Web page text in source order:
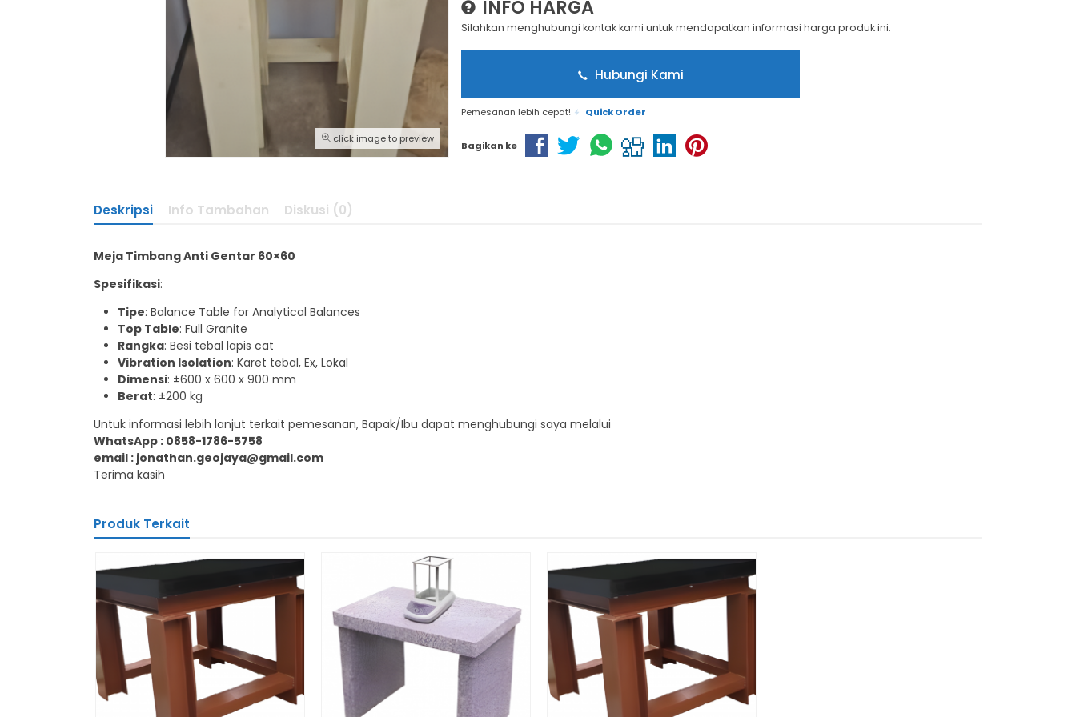
click image to preview
INFO HARGA
Silahkan menghubungi kontak kami untuk mendapatkan informasi harga produk ini.
Hubungi Kami
Pemesanan lebih cepat! Quick Order
Bagikan ke
Deskripsi Info Tambahan Diskusi (0)
Meja Timbang Anti Gentar 60×60
Spesifikasi:
Tipe: Balance Table for Analytical Balances
Top Table: Full Granite
Rangka: Besi tebal lapis cat
Vibration Isolation: Karet tebal, Ex, Lokal
Dimensi: ±600 x 600 x 900 mm
Berat: ±200 kg
Untuk informasi lebih lanjut terkait pemesanan, Bapak/Ibu dapat menghubungi saya melalui
WhatsApp : 0858-1786-5758
email : jonathan.geojaya@gmail.com
Terima kasih
Produk Terkait